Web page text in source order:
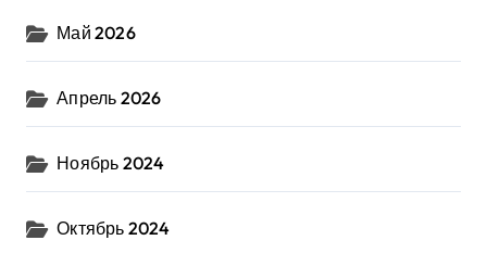
Май 2026
Апрель 2026
Ноябрь 2024
Октябрь 2024